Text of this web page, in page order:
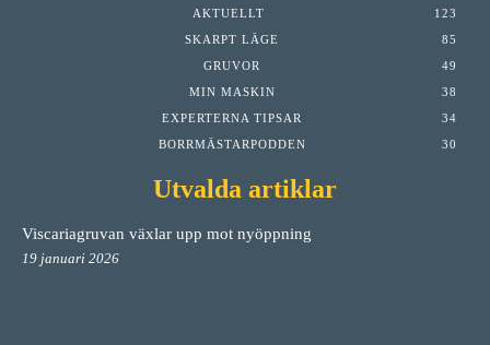
AKTUELLT
123
SKARPT LÄGE
85
GRUVOR
49
MIN MASKIN
38
EXPERTERNA TIPSAR
34
BORRMÄSTARPODDEN
30
Utvalda artiklar
Viscariagruvan växlar upp mot nyöppning
19 januari 2026